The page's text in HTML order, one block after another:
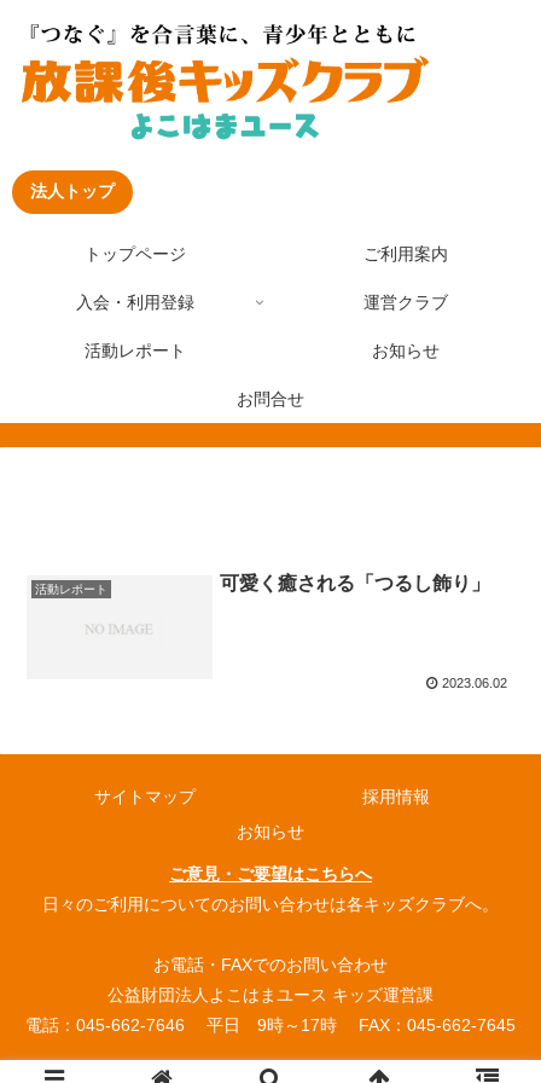
法人トップ
トップページ ご利用案内
入会・利用登録 運営クラブ
活動レポート お知らせ
お問合せ
活動レポート 可愛く癒される「つるし飾り」
2023.06.02
サイトマップ
採用情報
お知らせ
ご意見・ご要望はこちらへ
日々のご利用についてのお問い合わせは各キッズクラブへ。
お電話・FAXでのお問い合わせ
公益財団法人よこはまユース キッズ運営課
電話：045-662-7646 平日 9時～17時 FAX：045-662-7645